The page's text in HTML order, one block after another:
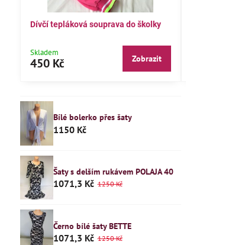
Dívčí tepláková souprava do školky
Skladem
450 Kč Zobrazit
Bílé bolerko přes šaty
1150 Kč
Šaty s delším rukávem POLAJA 40
1071,3 Kč 1250 Kč
Černo bílé šaty BETTE
1071,3 Kč 1250 Kč